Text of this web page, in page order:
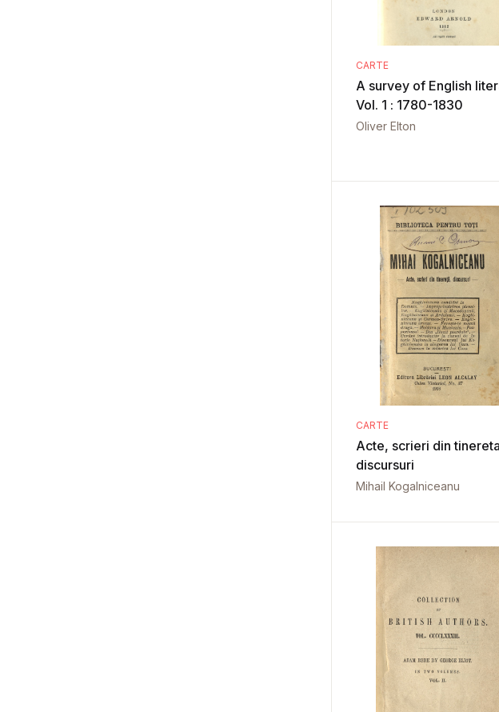
CARTE
A survey of English
Vol. 1 : 1780-1830
Oliver Elton
CARTE
Acte, scrieri din
discursuri
Mihail Kogalniceanu